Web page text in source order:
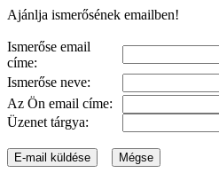
Ajánlja ismerősének emailben!
Ismerőse email
címe:
Ismerőse neve:
Az Ön email címe:
Üzenet tárgya: